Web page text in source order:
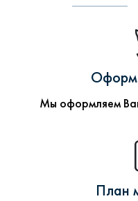
Мы оформляем
План